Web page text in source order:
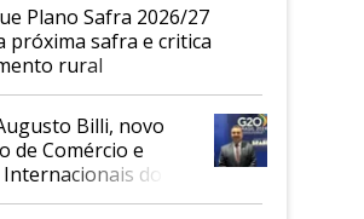
Plano Safra 2026/27
próxima safra e critica
rural
Billi, novo
de Comércio e
do